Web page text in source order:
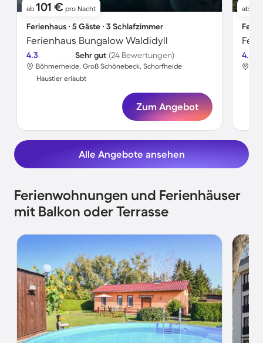
ab 101 € pro Nacht
Ferienhaus ∙ 5 Gäste ∙ 3 Schlafzimmer
Ferienhaus Bungalow Waldidyll
4.3 Sehr gut (24 Bewertungen)
Böhmerheide, Groß Schönebeck, Schorfheide
Haustier erlaubt
Zum Angebot
ab
4.7
Alle Angebote ansehen
Ferienwohnungen und Ferienhäuser
mit Balkon oder Terrasse